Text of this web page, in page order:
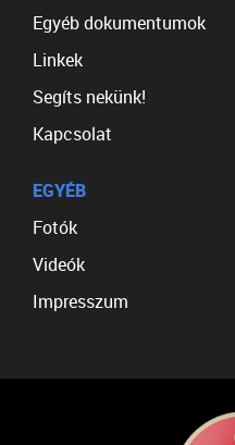
Egyéb dokumentumok
Linkek
Segíts nekünk!
Kapcsolat
EGYÉB
Fotók
Videók
Impresszum